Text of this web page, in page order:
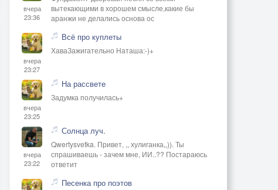
вчера
23:36
вытекающими в хорошем смысле,какие бы
аранжи не делались основа ос
вчера
23:27
Всё про куплеты
ХаваЗажигательно Наташа:-)+
вчера
23:25
На рассвете
Задумка получилась+
вчера
23:22
Солнца луч.
Qwertysvetka. Привет, ,, хулиганка,,)). Ты
спрашиваешь - зачем мне, ИИ..?? Постараюсь
ответит
Песенка про поэтов